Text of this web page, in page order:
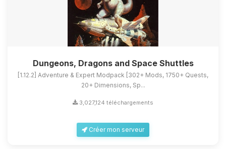
Dungeons, Dragons and Space Shuttles
[1.12.2] Adventure & Expert Modpack [302+ Mods, 1750+ Quests,
20+ Dimensions, Sp...
3,027,124 téléchargements
Créer mon serveur